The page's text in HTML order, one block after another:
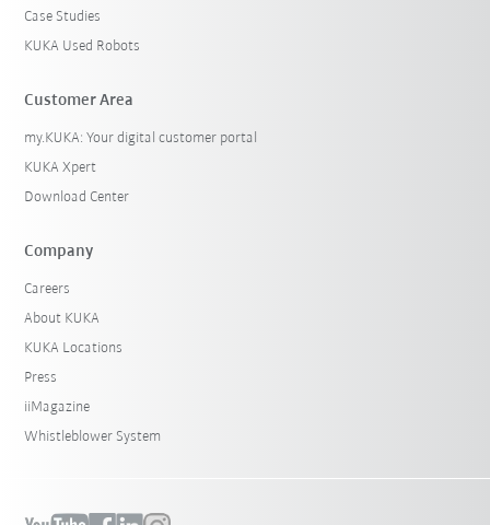
Case Studies
KUKA Used Robots
Customer Area
my.KUKA: Your digital customer portal
KUKA Xpert
Download Center
Company
Careers
About KUKA
KUKA Locations
Press
iiMagazine
Whistleblower System